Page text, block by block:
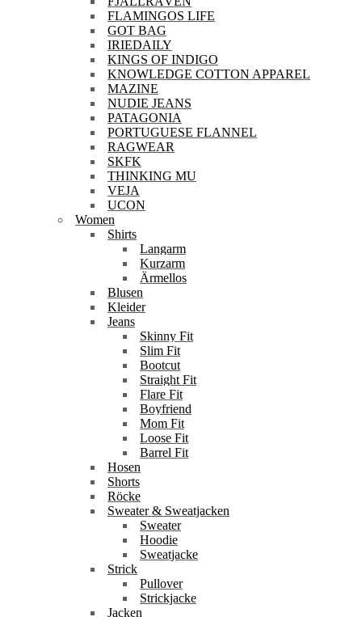
FLAMINGOS LIFE
GOT BAG
IRIEDAILY
KINGS OF INDIGO
KNOWLEDGE COTTON APPAREL
MAZINE
NUDIE JEANS
PATAGONIA
PORTUGUESE FLANNEL
RAGWEAR
SKFK
THINKING MU
VEJA
UCON
Women
Shirts
Langarm
Kurzarm
Ärmellos
Blusen
Kleider
Jeans
Skinny Fit
Slim Fit
Bootcut
Straight Fit
Flare Fit
Boyfriend
Mom Fit
Loose Fit
Barrel Fit
Hosen
Shorts
Röcke
Sweater & Sweatjacken
Sweater
Hoodie
Sweatjacke
Strick
Pullover
Strickjacke
Jacken